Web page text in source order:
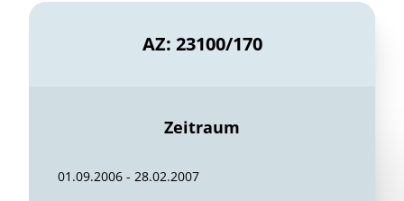
AZ: 23100/170
Zeitraum
01.09.2006 - 28.02.2007